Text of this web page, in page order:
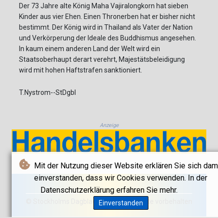
Mit der Nutzung dieser Website erklären Sie sich
einverstanden, dass wir Cookies verwenden. In der
Datenschutzerklärung erfahren Sie mehr.
Einverstanden
Der 73 Jahre alte König Maha Vajiralongkorn hat sieben
Kinder aus vier Ehen. Einen Thronerben hat er bisher nicht
bestimmt. Der König wird in Thailand als Vater der Nation
und Verkörperung der Ideale des Buddhismus angesehen.
In kaum einem anderen Land der Welt wird ein
Staatsoberhaupt derart verehrt, Majestätsbeleidigung
wird mit hohen Haftstrafen sanktioniert.
T.Nystrom--StDgbl
Anzeige
© Stockholms Dagblad 2026 - Alle Rechte vorbehalten